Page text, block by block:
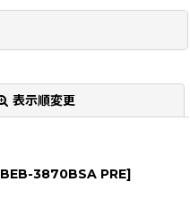
表示順変更
BEB-3870BSA PRE]